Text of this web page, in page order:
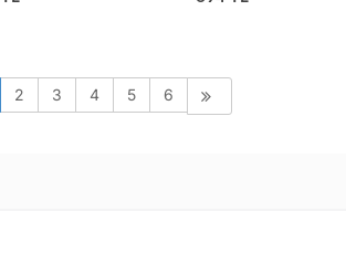
2 3 4 5 6